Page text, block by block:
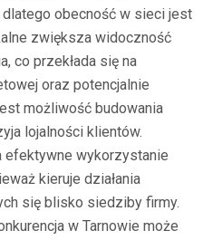
obecność w sieci jest
zwiększa widoczność
co przekłada się na
oraz potencjalnie
możliwość budowania
lojalności klientów.
efektywne wykorzystanie
kieruje działania
się blisko siedziby firmy.
w Tarnowie może